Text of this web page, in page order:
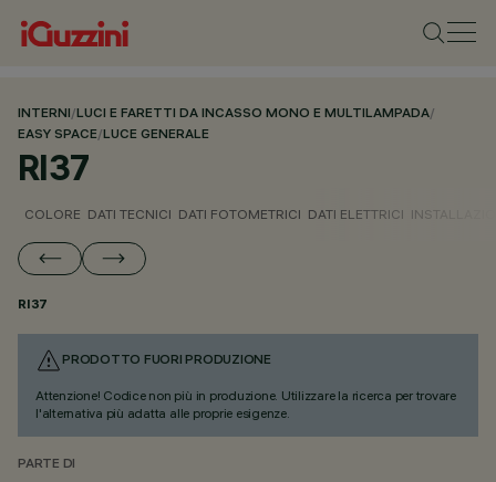
INTERNI/LUCI E FARETTI DA INCASSO MONO E MULTILAMPADA/
EASY SPACE/LUCE GENERALE
RI37
COLORE DATI TECNICI DATI FOTOMETRICI DATI ELETTRICI
RI37
PRODOTTO FUORI PRODUZIONE
Attenzione! Codice non più in produzione. Utilizzare la ricerca per trovare
l'alternativa più adatta alle proprie esigenze.
PARTE DI